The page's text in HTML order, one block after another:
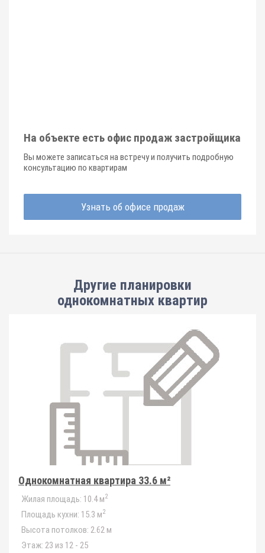
На объекте есть офис продаж застройщика
Вы можете записаться на встречу и получить подробную
консультацию по квартирам
Узнать об офисе продаж
Другие планировки
однокомнатных квартир
Однокомнатная квартира 33.6 м²
Жилая площадь: 10.4 м2
Площадь кухни: 15.3 м2
Высота потолков: 2.62 м
Этаж: 23 из 12 - 25